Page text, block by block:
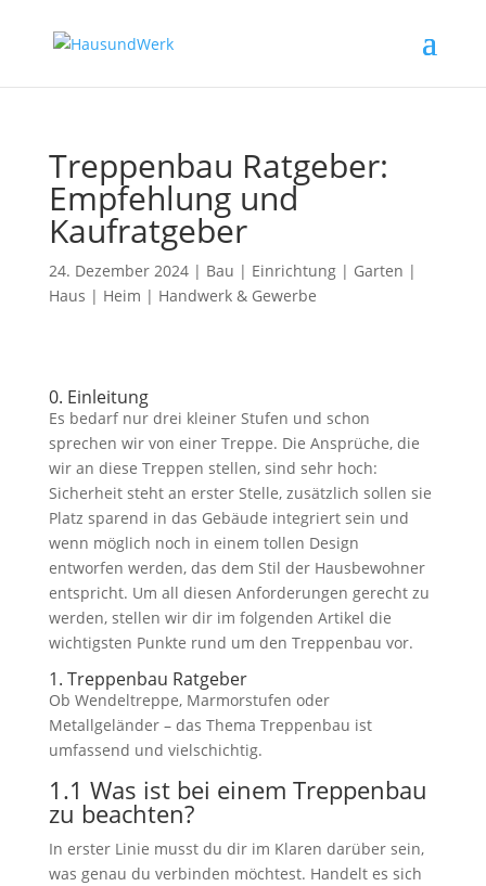
Treppenbau Ratgeber:
Empfehlung und
Kaufratgeber
24. Dezember 2024| Bau | Einrichtung | Garten |
Haus | Heim | Handwerk & Gewerbe
0. Einleitung
Es bedarf nur drei kleiner Stufen und schon
sprechen wir von einer Treppe. Die Ansprüche, die
wir an diese Treppen stellen, sind sehr hoch:
Sicherheit steht an erster Stelle, zusätzlich sollen sie
Platz sparend in das Gebäude integriert sein und
wenn möglich noch in einem tollen Design
entworfen werden, das dem Stil der Hausbewohner
entspricht. Um all diesen Anforderungen gerecht zu
werden, stellen wir dir im folgenden Artikel die
wichtigsten Punkte rund um den Treppenbau vor.
1. Treppenbau Ratgeber
Ob Wendeltreppe, Marmorstufen oder
Metallgeländer – das Thema Treppenbau ist
umfassend und vielschichtig.
1.1 Was ist bei einem Treppenbau
zu beachten?
In erster Linie musst du dir im Klaren darüber sein,
was genau du verbinden möchtest. Handelt es sich